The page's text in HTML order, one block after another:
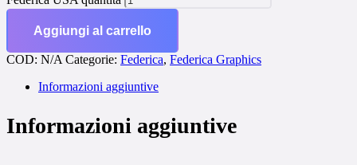
Aggiungi al carrello
COD: N/A Categorie: Federica, Federica Graphics
Informazioni aggiuntive
Informazioni aggiuntive